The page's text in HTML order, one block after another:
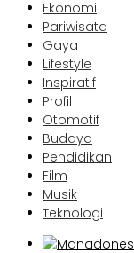
Ekonomi
Pariwisata
Gaya
Lifestyle
Inspiratif
Profil
Otomotif
Budaya
Pendidikan
Film
Musik
Teknologi